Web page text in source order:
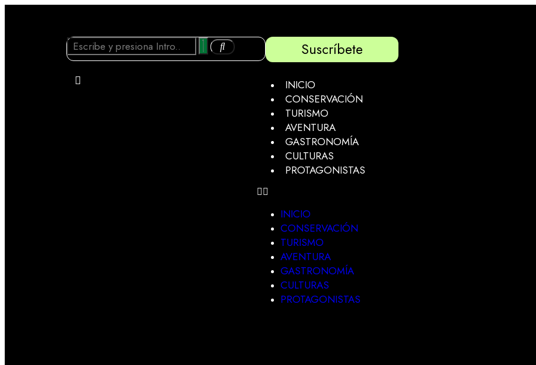
Suscríbete
INICIO
CONSERVACIÓN
TURISMO
AVENTURA
GASTRONOMÍA
CULTURAS
PROTAGONISTAS
INICIO
CONSERVACIÓN
TURISMO
AVENTURA
GASTRONOMÍA
CULTURAS
PROTAGONISTAS